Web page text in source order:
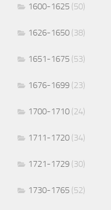
1600-1625 (50)
1626-1650 (38)
1651-1675 (53)
1676-1699 (23)
1700-1710 (24)
1711-1720 (34)
1721-1729 (30)
1730-1765 (52)